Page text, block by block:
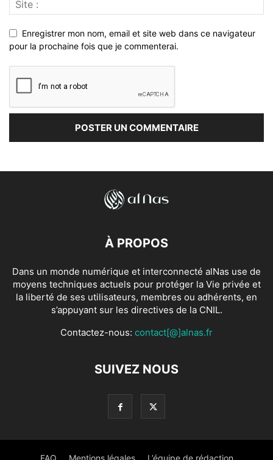
Enregistrer mon nom, email et site web dans ce navigateur
pour la prochaine fois que je commenterai.
À PROPOS
Dans un monde numérique et interconnecté alNas use de
moyens techniques actuels pour protéger la Vie privée et
la liberté de ses utilisateurs, membres ou adhérents, en
s’appuyant sur les directives de la CNIL.
Contactez-nous: contact[@]alnas.fr
SUIVEZ NOUS